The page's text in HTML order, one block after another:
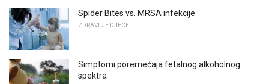
Spider Bites vs. MRSA infekcije
ZDRAVLJE DJECE
Simptomi poremećaja fetalnog alkoholnog
spektra